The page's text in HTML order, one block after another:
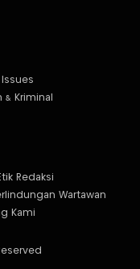
& Kriminal
Redaksi
Wartawan
Kami